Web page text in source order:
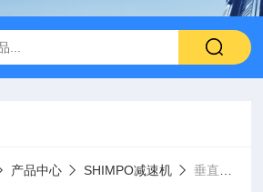
产品中心 SHIMPO减速机 垂直传输减速机